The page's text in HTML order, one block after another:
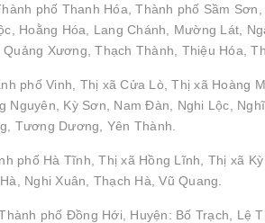
phố Thanh Hóa, Thành phố Sầm
Hoằng Hóa, Lang Chánh, Mường Lát,
Xương, Thạch Thành, Thiệu Hóa,
phố Vinh, Thị xã Cửa Lò, Thị xã Hoàng
Nguyên, Kỳ Sơn, Nam Đàn, Nghi Lộc,
Tương Dương, Yên Thành.
phố Hà Tĩnh, Thị xã Hồng Lĩnh, Thị xã
Nghi Xuân, Thạch Hà, Vũ Quang.
phố Đồng Hới, Huyện: Bố Trạch, Lệ